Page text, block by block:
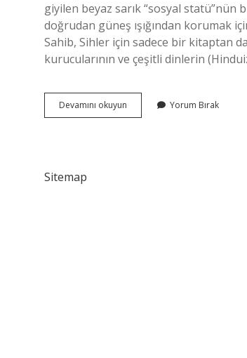
giyilen beyaz sarık “sosyal statü”nün
doğrudan güneş ışığından korumak
Sahib, Sihler için sadece bir kitaptan
kurucularının ve çeşitli dinlerin
Devamını okuyun
Dini
Yorum Bırak
Sitemap